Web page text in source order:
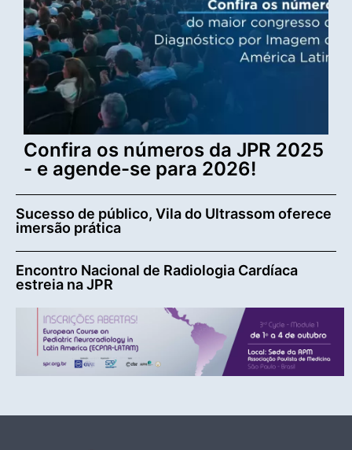
Confira os números da JPR 2025
- e agende-se para 2026!
Sucesso de público, Vila do Ultrassom oferece
imersão prática
Encontro Nacional de Radiologia Cardíaca
estreia na JPR